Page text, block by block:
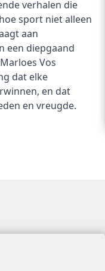
verhalen die
sport niet alleen
aan
een diepgaand
Vos
dat elke
en dat
en vreugde.